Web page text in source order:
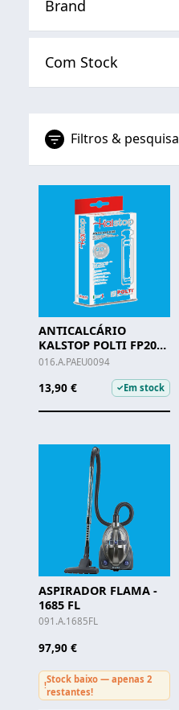
Filtros & pesquisa
ANTICALCÁRIO
KALSTOP POLTI FP2003
- PAEU0094
016.A.PAEU0094
13,90 € ✓Em stock
ASPIRADOR FLAMA -
1685 FL
091.A.1685FL
97,90 €
!
Stock baixo — apenas 2
restantes!
Brand
Com Stock